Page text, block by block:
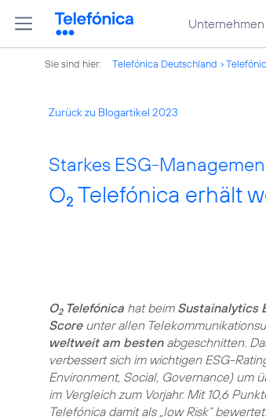
Unternehmen
Sie sind hier: Telefónica Deutschland
Zurück zu Blogartikel 2023
Starkes ESG-
O2 Telefónica erhält
O2Telefónica hat beim Sustainalytics
Scoreunter allen
weltweit am bestenabgeschnitten.
verbessert sich im wichtigen ESG-
Environment, Social, Governance) um
im Vergleich zum Vorjahr. Mit 10,6
Telefónica damit als „low Risk“